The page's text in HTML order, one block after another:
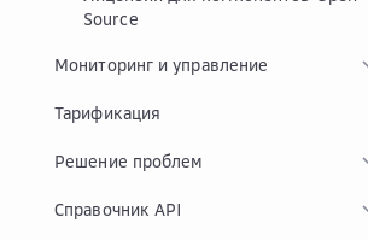
Source
Мониторинг и управление
Тарификация
Решение проблем
Справочник API